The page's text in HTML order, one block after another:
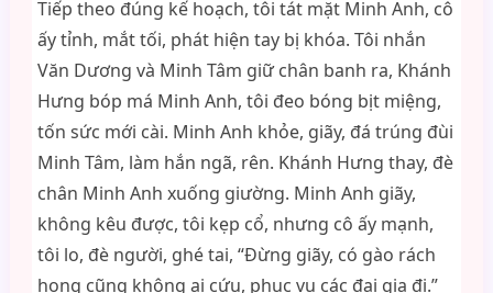
Tiếp theo đúng kế hoạch, tôi tát mặt Minh Anh, cô
ấy tỉnh, mắt tối, phát hiện tay bị khóa. Tôi nhắn
Văn Dương và Minh Tâm giữ chân banh ra, Khánh
Hưng bóp má Minh Anh, tôi đeo bóng bịt miệng,
tốn sức mới cài. Minh Anh khỏe, giãy, đá trúng đùi
Minh Tâm, làm hắn ngã, rên. Khánh Hưng thay, đè
chân Minh Anh xuống giường. Minh Anh giãy,
không kêu được, tôi kẹp cổ, nhưng cô ấy mạnh,
tôi lo, đè người, ghé tai, “Đừng giãy, có gào rách
họng cũng không ai cứu, phục vụ các đại gia đi.”